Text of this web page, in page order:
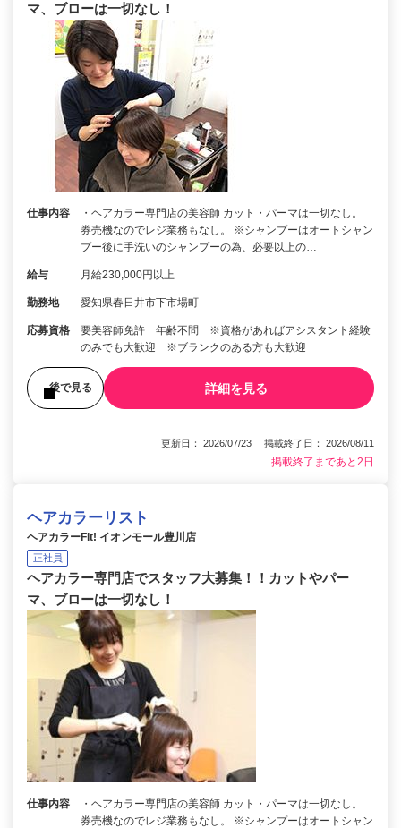
マ、ブローは一切なし！
仕事内容
・ヘアカラー専門店の美容師 カット・パーマは一切なし。
券売機なのでレジ業務もなし。 ※シャンプーはオートシャン
プー後に手洗いのシャンプーの為、必要以上の…
給与 月給230,000円以上
勤務地 愛知県春日井市下市場町
応募資格
要美容師免許 年齢不問 ※資格があればアシスタント経験
のみでも大歓迎 ※ブランクのある方も大歓迎
後で見る 詳細を見る
更新日： 2026/07/23 掲載終了日： 2026/08/11
掲載終了まであと2日
ヘアカラーリスト
ヘアカラーFit! イオンモール豊川店
正社員
ヘアカラー専門店でスタッフ大募集！！カットやパー
マ、ブローは一切なし！
仕事内容
・ヘアカラー専門店の美容師 カット・パーマは一切なし。
券売機なのでレジ業務もなし。 ※シャンプーはオートシャン